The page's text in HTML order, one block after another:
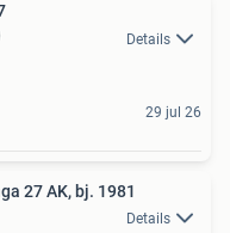
Details
29 jul 26
27 AK, bj. 1981
Details